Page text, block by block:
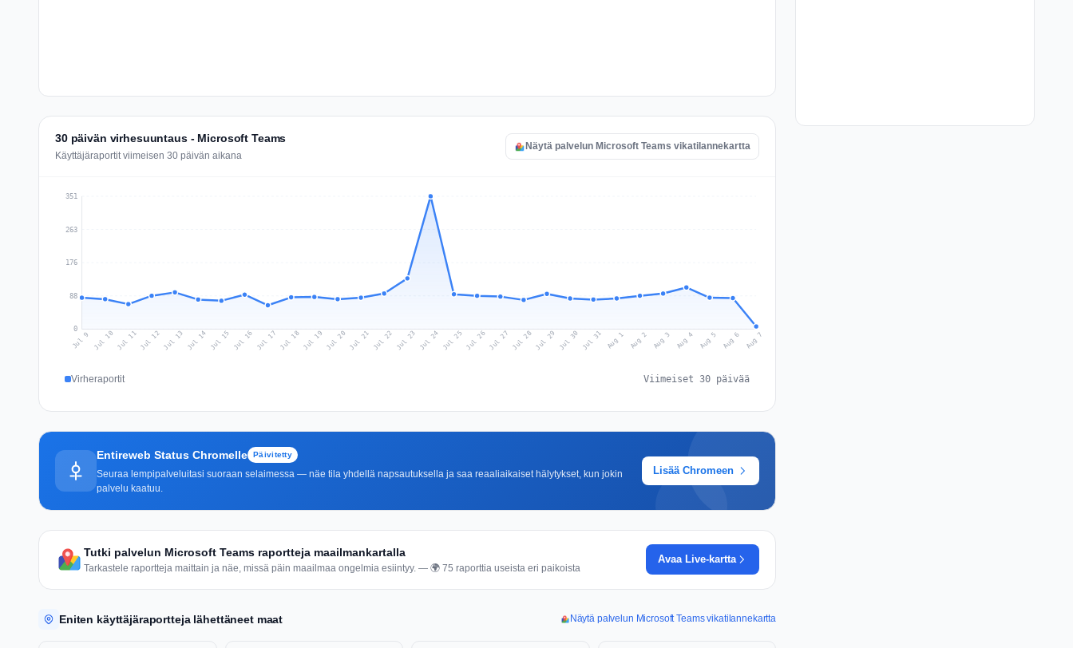
30 päivän virhesuuntaus - Microsoft Teams
Käyttäjäraportit viimeisen 30 päivän aikana
Näytä palvelun Microsoft Teams vikatilannekartta
0
88
176
263
351
Jul 9 Jul 10 Jul 11Jul 12Jul 13 Jul 14 Jul 15 Jul 16 Jul 17 Jul 18Jul 19 Jul 20 Jul 21 Jul 22 Jul 23 Jul 24 Jul 25 Jul 26Jul 27 Jul 28Jul 29 Jul 30 Jul 31 Aug 1 Aug 2 Aug 3 Aug 4 Aug 5 Aug 6 Aug 7
Virheraportit Viimeiset 30 päivää
Entireweb Status Chromelle Päivitetty
Seuraa lempipalveluitasi suoraan selaimessa — näe tila yhdellä napsautuksella ja saa reaaliaikaiset hälytykset, kun jokin
palvelu kaatuu.
Lisää Chromeen
Tutki palvelun Microsoft Teams raportteja maailmankartalla
Tarkastele raportteja maittain ja näe, missä päin maailmaa ongelmia esiintyy. — 🌍 75 raporttia useista eri paikoista
Avaa Live-kartta
Eniten käyttäjäraportteja lähettäneet maat Näytä palvelun Microsoft Teams vikatilannekartta